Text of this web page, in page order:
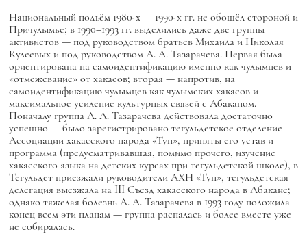
Национальный подъём 1980-х — 1990-х гг. не обошёл стороной и
Причулымье; в 1990–1993 гг. выделились даже две группы
активистов — под руководством братьев Михаила и Николая
Кулеевых и под руководством А. А. Тазарачева. Первая была
ориентирована на самоидентификацию именно как чулымцев и
«отмежевание» от хакасов; вторая — напротив, на
самоидентификацию чулымцев как чулымских хакасов и
максимальное усиление культурных связей с Абаканом.
Поначалу группа А. А. Тазарачева действовала достаточно
успешно — было зарегистрировано тегульдетское отделение
Ассоциации хакасского народа «Тун», приняты его устав и
программа (предусматривавшая, помимо прочего, изучение
хакасского языка на детских курсах при тегульдетской школе), в
Тегульдет приезжали руководители АХН «Тун», тегульдетская
делегация выезжала на III Съезд хакасского народа в Абакане;
однако тяжелая болезнь А. А. Тазарачева в 1993 году положила
конец всем эти планам — группа распалась и более вместе уже
не собиралась.